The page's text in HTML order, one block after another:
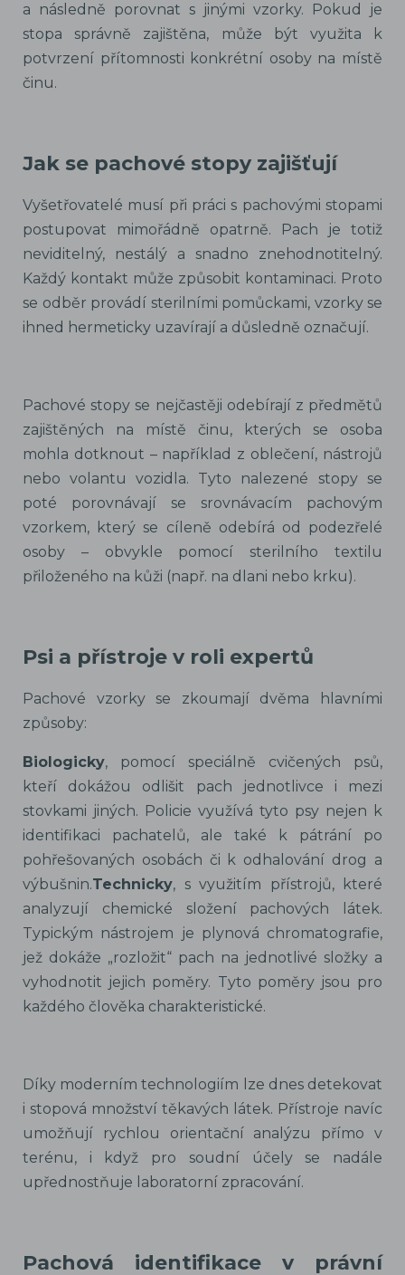
a následně porovnat s jinými vzorky. Pokud je
stopa správně zajištěna, může být využita k
potvrzení přítomnosti konkrétní osoby na místě
činu.
Jak se pachové stopy zajišťují
Vyšetřovatelé musí při práci s pachovými stopami
postupovat mimořádně opatrně. Pach je totiž
neviditelný, nestálý a snadno znehodnotitelný.
Každý kontakt může způsobit kontaminaci. Proto
se odběr provádí sterilními pomůckami, vzorky se
ihned hermeticky uzavírají a důsledně označují.
Pachové stopy se nejčastěji odebírají z předmětů
zajištěných na místě činu, kterých se osoba
mohla dotknout – například z oblečení, nástrojů
nebo volantu vozidla. Tyto nalezené
stopy se
poté porovnávají se srovnávacím pachovým
vzorkem, který se cíleně odebírá od podezřelé
osoby – obvykle pomocí sterilního textilu
přiloženého na kůži (např. na dlani nebo krku).
Psi a přístroje v roli expertů
Pachové vzorky se zkoumají dvěma hlavními
způsoby:
Biologicky, pomocí speciálně cvičených psů,
kteří dokážou odlišit pach jednotlivce i mezi
stovkami jiných. Policie využívá tyto psy nejen k
identifikaci pachatelů, ale také k pátrání po
pohřešovaných osobách či k odhalování drog a
výbušnin.Technicky, s využitím přístrojů, které
analyzují chemické složení pachových látek.
Typickým nástrojem je plynová chromatografie,
jež dokáže „rozložit“ pach na jednotlivé složky a
vyhodnotit jejich poměry. Tyto poměry jsou pro
každého člověka charakteristické.
Díky moderním technologiím lze dnes detekovat
i stopová množství těkavých látek. Přístroje navíc
umožňují rychlou orientační analýzu přímo v
terénu, i když pro soudní účely se nadále
upřednostňuje laboratorní zpracování.
Pachová identifikace v právní